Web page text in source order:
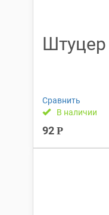
Сравнить
В наличии
92 Р